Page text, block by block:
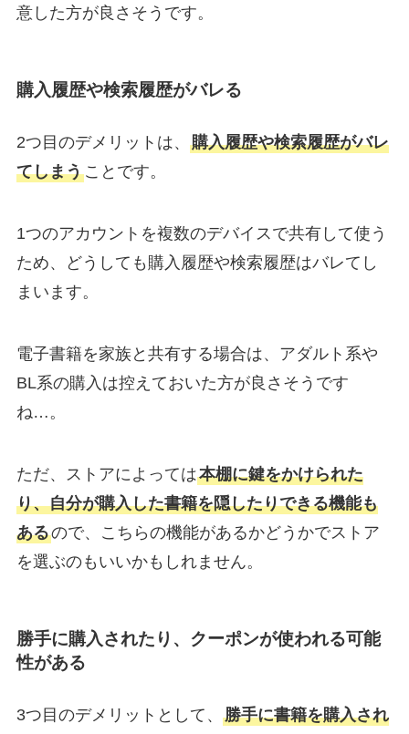
意した方が良さそうです。
購入履歴や検索履歴がバレる
2つ目のデメリットは、 購入履歴や検索履歴がバレ
てしまうことです。
1つのアカウントを複数のデバイスで共有して使う
ため、どうしても購入履歴や検索履歴はバレてし
まいます。
電子書籍を家族と共有する場合は、アダルト系や
BL系の購入は控えておいた方が良さそうです
ね…。
ただ、ストアによっては本棚に鍵をかけられた
り、自分が購入した書籍を隠したりできる機能も
あるので、こちらの機能があるかどうかでストア
を選ぶのもいいかもしれません。
勝手に購入されたり、クーポンが使われる可能
性がある
3つ目のデメリットとして、 勝手に書籍を購入され